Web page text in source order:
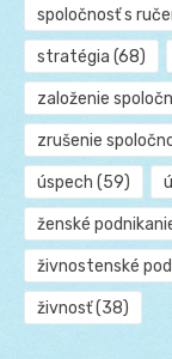
spoločnosť s
stratégia (68)
založenie
zrušenie
úspech (59)
ženské
živnostenské
živnosť(38)